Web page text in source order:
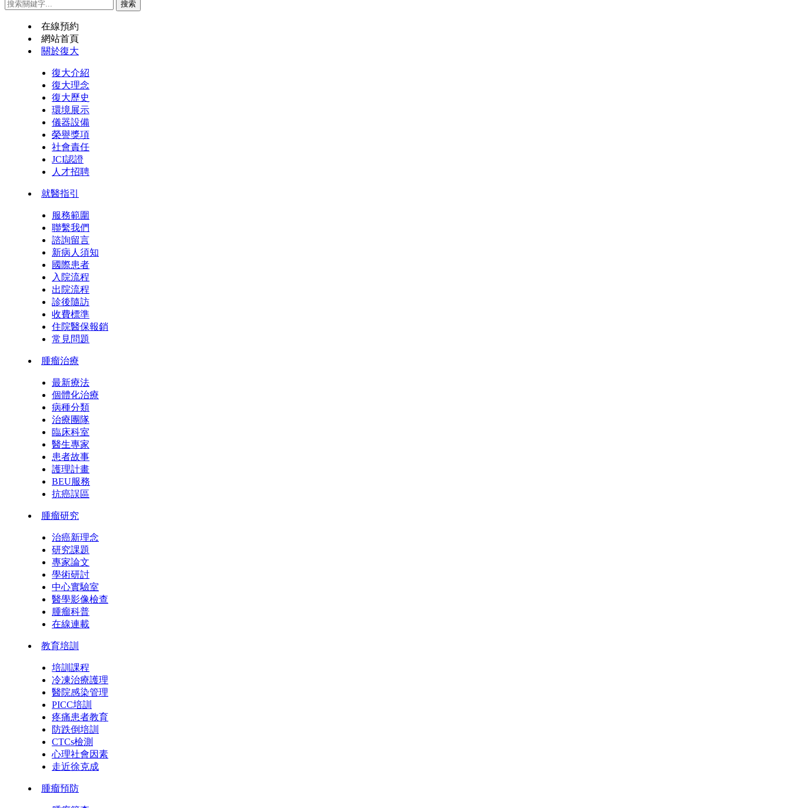
在線預約
網站首頁
關於復大
復大介紹
復大理念
復大歷史
環境展示
儀器設備
榮譽獎項
社會責任
JCI認證
人才招聘
就醫指引
服務範圍
聯繫我們
諮詢留言
新病人須知
國際患者
入院流程
出院流程
診後隨訪
收費標準
住院醫保報銷
常見問題
腫瘤治療
最新療法
個體化治療
病種分類
治療團隊
臨床科室
醫生專家
患者故事
護理計畫
BEU服務
抗癌誤區
腫瘤研究
治癌新理念
研究課題
專家論文
學術研討
中心實驗室
醫學影像檢查
腫瘤科普
在線連載
教育培訓
培訓課程
冷凍治療護理
醫院感染管理
PICC培訓
疼痛患者教育
防跌倒培訓
CTCs檢測
心理社會因素
走近徐克成
腫瘤預防